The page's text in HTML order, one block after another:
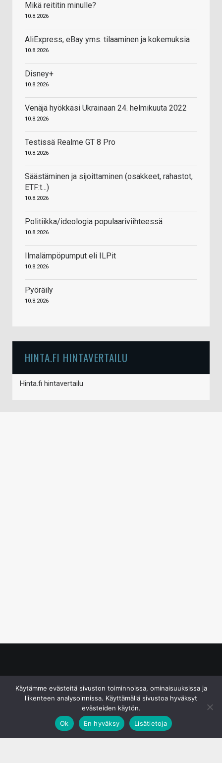
Mikä reititin minulle?
10.8.2026
AliExpress, eBay yms. tilaaminen ja kokemuksia
10.8.2026
Disney+
10.8.2026
Venäjä hyökkäsi Ukrainaan 24. helmikuuta 2022
10.8.2026
Testissä Realme GT 8 Pro
10.8.2026
Säästäminen ja sijoittaminen (osakkeet, rahastot,
ETF:t...)
10.8.2026
Politiikka/ideologia populaariviihteessä
10.8.2026
Ilmalämpöpumput eli ILPit
10.8.2026
Pyöräily
10.8.2026
HINTA.FI HINTAVERTAILU
Hinta.fi hintavertailu
Käytämme evästeitä sivuston toiminnoissa, ominaisuuksissa ja
liikenteen analysoinnissa. Käyttämällä sivustoa hyväksyt
evästeiden käytön.
Ok
En hyväksy Lisätietoja